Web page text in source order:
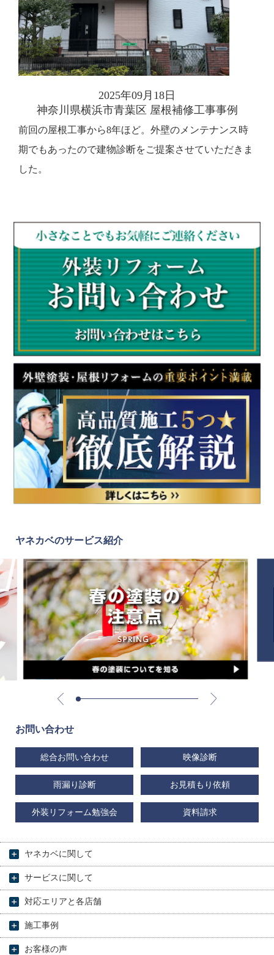
2025年09月18日
神奈川県横浜市青葉区 屋根補修工事事例
前回の屋根工事から8年ほど。外壁のメンテナンス時
期でもあったので建物診断をご提案させていただきま
した。
ヤネカベのサービス紹介
お問い合わせ
総合お問い合わせ 映像診断
雨漏り診断 お見積もり依頼
外装リフォーム勉強会 資料請求
ヤネカベに関して
サービスに関して
対応エリアと各店舗
施工事例
お客様の声